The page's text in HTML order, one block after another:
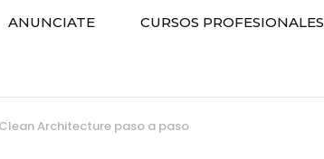
ANUNCIATE CURSOS PROFESIONALES
Architecture paso a paso